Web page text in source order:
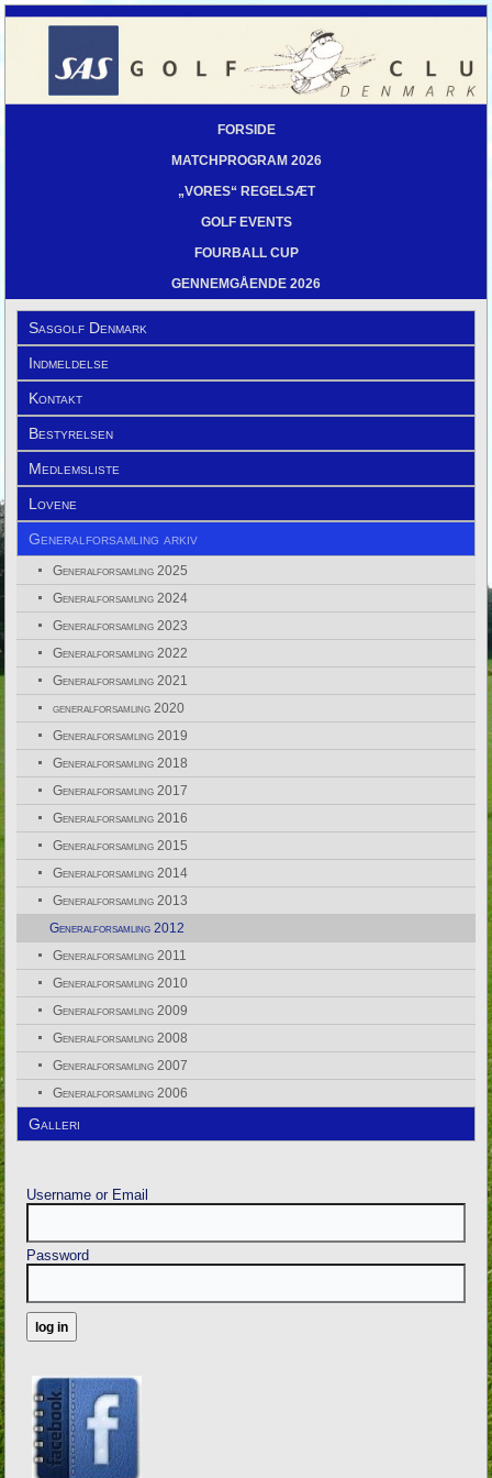
FORSIDE
MATCHPROGRAM 2026
„VORES“ REGELSÆT
GOLF EVENTS
FOURBALL CUP
GENNEMGÅENDE 2026
Sasgolf Denmark
Indmeldelse
Kontakt
Bestyrelsen
Medlemsliste
Lovene
Generalforsamling arkiv
Generalforsamling 2025
Generalforsamling 2024
Generalforsamling 2023
Generalforsamling 2022
Generalforsamling 2021
generalforsamling 2020
Generalforsamling 2019
Generalforsamling 2018
Generalforsamling 2017
Generalforsamling 2016
Generalforsamling 2015
Generalforsamling 2014
Generalforsamling 2013
Generalforsamling 2012
Generalforsamling 2011
Generalforsamling 2010
Generalforsamling 2009
Generalforsamling 2008
Generalforsamling 2007
Generalforsamling 2006
Galleri
Username or Email
Password